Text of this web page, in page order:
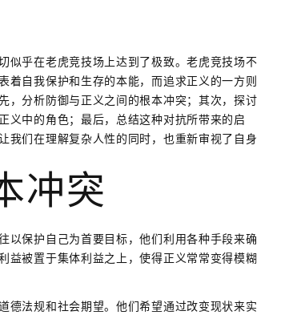
似乎在老虎竞技场上达到了极致。老虎竞技场不
着自我保护和生存的本能，而追求正义的一方则
，分析防御与正义之间的根本冲突；其次，探讨
义中的角色；最后，总结这种对抗所带来的启
我们在理解复杂人性的同时，也重新审视了自身
冲突
以保护自己为首要目标，他们利用各种手段来确
益被置于集体利益之上，使得正义常常变得模糊
德法规和社会期望。他们希望通过改变现状来实